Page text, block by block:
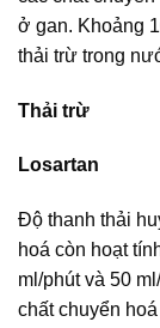
ở gan. Khoảng
thải trừ trong
Thải trừ
Losartan
Độ thanh thải
hoá còn hoạt
ml/phút và 50
chất chuyển